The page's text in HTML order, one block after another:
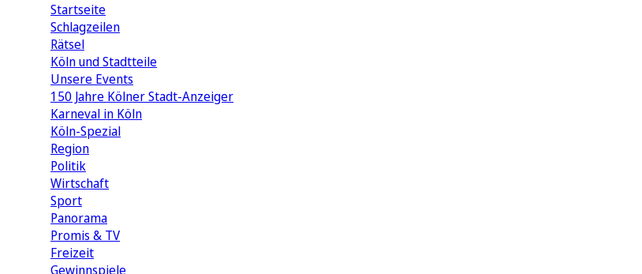
Startseite
Schlagzeilen
Rätsel
Köln und Stadtteile
Unsere Events
150 Jahre Kölner Stadt-Anzeiger
Karneval in Köln
Köln-Spezial
Region
Politik
Wirtschaft
Sport
Panorama
Promis & TV
Freizeit
Gewinnspiele